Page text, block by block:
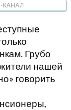
КАНАЛ
Грубо
нашей
говорить